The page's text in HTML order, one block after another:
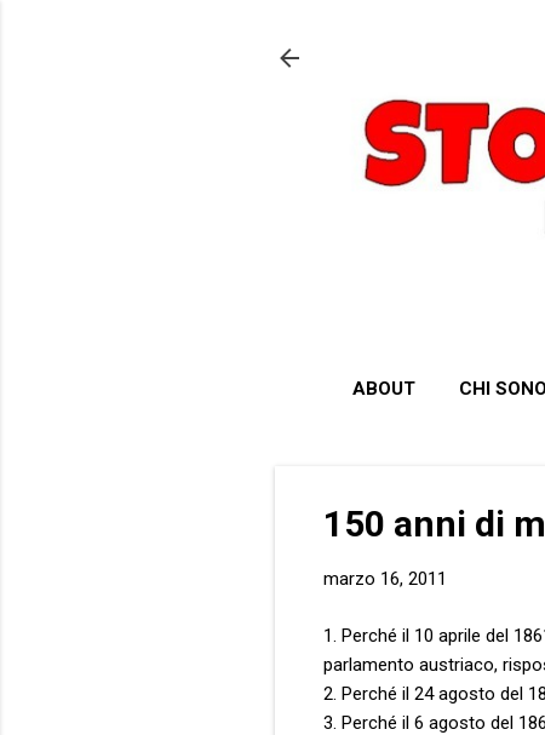
ABOUT CHI SONO
150 anni di
marzo 16, 2011
1. Perché il 10 aprile del
parlamento austriaco,
2. Perché il 24 agosto del
3. Perché il 6 agosto del